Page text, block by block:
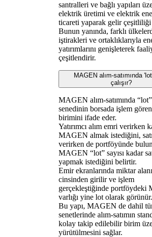
santralleri ve bağlı yapıları
elektrik üretimi ve elektrik
ticareti yaparak gelir çeşitliliği
Bunun yanında, farklı
iştirakleri ve ortaklıklarıyla
yatırımlarını genişleterek
çeşitlendirir.
MAGEN alım-satımında
çalışır?
MAGEN alım-satımında
senedinin borsada işlem
birimini ifade eder.
Yatırımcı alım emri verirken
MAGEN almak istediğini,
verirken de portföyünde
MAGEN “lot” sayısı kadar
yapmak istediğini belirtir.
Emir ekranlarında miktar
cinsinden girilir ve işlem
gerçekleştiğinde portföydeki
varlığı yine lot olarak görünür.
Bu yapı, MAGEN de dahil
senetlerinde alım-satımın
kolay takip edilebilir birim
yürütülmesini sağlar.